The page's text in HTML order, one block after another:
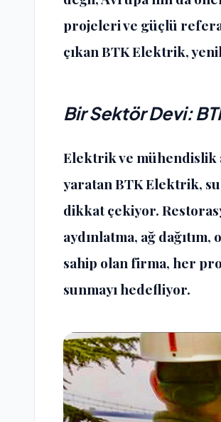
projeleri ve güçlü
çıkan BTK Elektrik,
Bir Sektör Devi:
Elektrik ve mühendislik
yaratan BTK Elektrik,
dikkat çekiyor.
aydınlatma, ağ
sahip olan firma, her
sunmayı hedefliyor.